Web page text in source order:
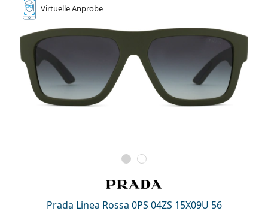
VirtuelleAnprobe
Prada Linea Rossa 0PS 04ZS 15X09U 56